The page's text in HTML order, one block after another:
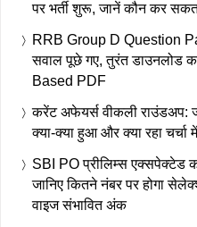
पर भर्ती शुरू, जानें कौन कर
RRB Group D Question
सवाल पूछे गए, तुरंत डाउनलोड
Based PDF
करेंट अफेयर्स वीकली राउंडअप:
क्या-क्या हुआ और क्या रहा चर्चा
SBI PO प्रीलिम्स
जानिए कितने नंबर पर होगा
वाइज संभावित अंक